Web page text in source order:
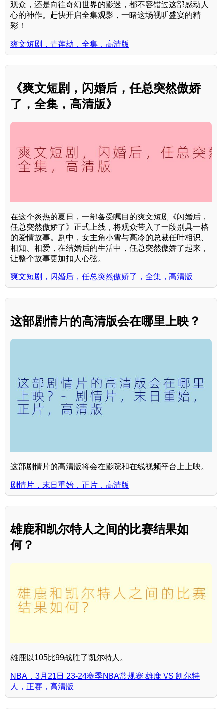
观众，还是向往奇幻世界的影迷，都不容错过这部感动人
心的神作。赶快开启全集观影，一睹这场视听盛宴的精
彩！
爽文短剧，青莲劫，全集，高清版
《爽文短剧，闪婚后，任总突然傲娇
了，全集，高清版》
在这个炎热的夏日，一部备受瞩目的爽文短剧《闪婚后，
任总突然傲娇了》正式上线，将观众带入了一段别具一格
的爱情故事。剧中，女主角小雪与高冷的总裁任叶相识、
相知、相爱，在结婚后的生活中，任总突然傲娇了起来，
让整个故事更加扣人心弦。
爽文短剧，闪婚后，任总突然傲娇了，全集，高清版
这部剧情片的高清版会在哪里上映？
这部剧情片的高清版将会在影院和在线视频平台上上映。
剧情片，末日重始，正片，高清版
雄鹿和凯尔特人之间的比赛结果如
何？
雄鹿以105比99战胜了凯尔特人。
NBA，3月21日 23-24赛季NBA常规赛 雄鹿 VS 凯尔特
人，正赛，高清版